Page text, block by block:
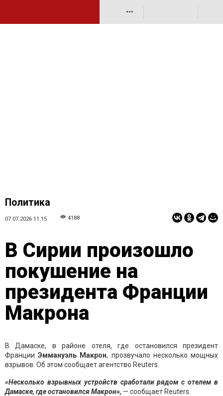
•••
Политика
07.07.2026 11:15 4188
В Сирии произошло
покушение на
президента Франции
Макрона
В Дамаске, в районе отеля, где остановился президент
ФранцииЭммануэль Макрон, прозвучало несколько мощных
взрывов. Об этом сообщает агентство Reuters.
«Несколько взрывных устройств сработали рядом с отелем в
Дамаске, где остановился Макрон», — сообщает Reuters.